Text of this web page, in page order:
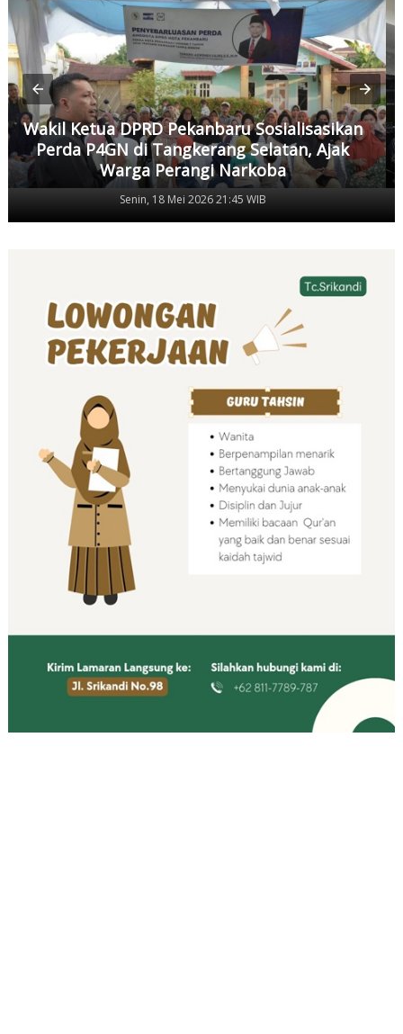
Wakil Ketua DPRD Pekanbaru Sosialisasikan
Perda P4GN di Tangkerang Selatan, Ajak
Warga Perangi Narkoba
Senin, 18 Mei 2026 21:45 WIB